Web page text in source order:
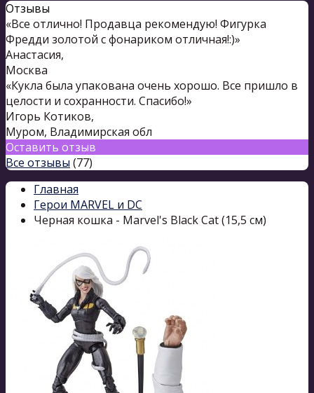
Отзывы
«Все отлично! Продавца рекомендую! Фигурка
Фредди золотой с фонариком отличная!:)»
Анастасия,
Москва
«Кукла была упакована очень хорошо. Все пришло в
целости и сохранности. Спасибо!»
Игорь Котиков,
Муром, Владимирская обл
Оставить отзыв
Все отзывы (77)
Главная
Герои MARVEL и DC
Черная кошка - Marvel's Black Cat (15,5 см)